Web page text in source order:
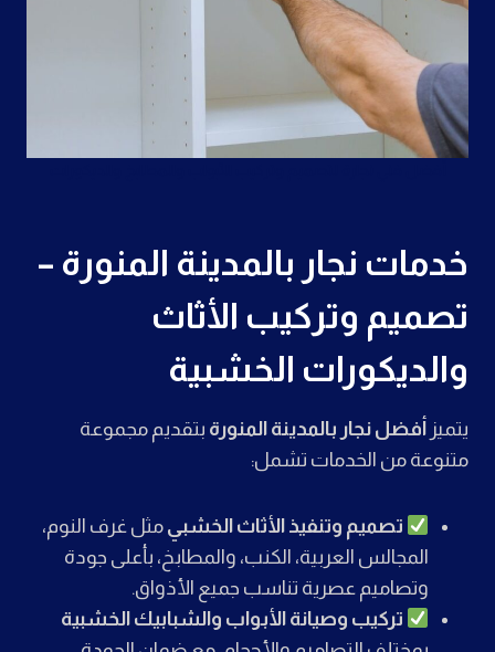
خدمات نجار بالمدينة المنورة –
تصميم وتركيب الأثاث
والديكورات الخشبية
يتميز أفضل نجار بالمدينة المنورة بتقديم مجموعة
متنوعة من الخدمات تشمل:
تصميم وتنفيذ الأثاث الخشبي مثل غرف النوم،
المجالس العربية، الكنب، والمطابخ، بأعلى جودة
وتصاميم عصرية تناسب جميع الأذواق.
تركيب وصيانة الأبواب والشبابيك الخشبية